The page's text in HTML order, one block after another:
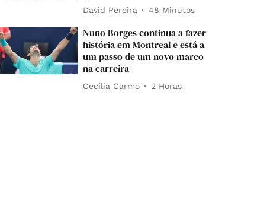
David Pereira 48 Minutos
Nuno Borges continua a fazer
história em Montreal e está a
um passo de um novo marco
na carreira
Cecília Carmo 2 Horas